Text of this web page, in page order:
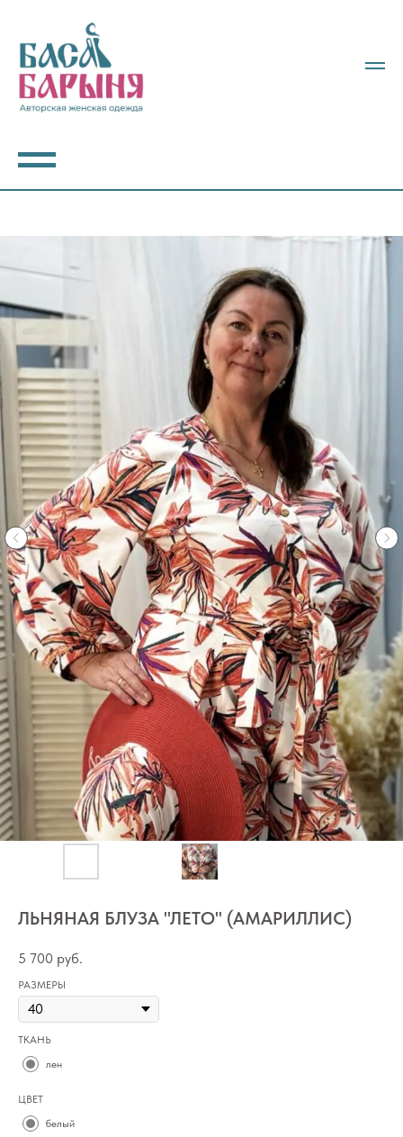
ЛЬНЯНАЯ БЛУЗА "ЛЕТО" (АМАРИЛЛИС)
5 700 руб.
РАЗМЕРЫ
ТКАНЬ
лен
ЦВЕТ
белый